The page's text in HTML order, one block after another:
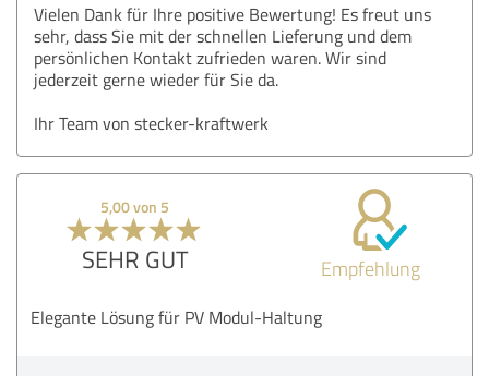
Vielen Dank für Ihre positive Bewertung! Es freut uns
sehr, dass Sie mit der schnellen Lieferung und dem
persönlichen Kontakt zufrieden waren. Wir sind
jederzeit gerne wieder für Sie da.
Ihr Team von stecker-kraftwerk
5,00 von 5
SEHR GUT Empfehlung
Elegante Lösung für PV Modul-Haltung